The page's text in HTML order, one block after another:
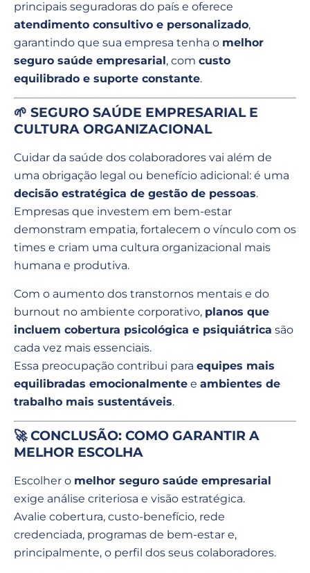
principais seguradoras do país e oferece
atendimento consultivo e personalizado,
garantindo que sua empresa tenha o melhor
seguro saúde empresarial, com custo
equilibrado e suporte constante.
🌱 SEGURO SAÚDE EMPRESARIAL E
CULTURA ORGANIZACIONAL
Cuidar da saúde dos colaboradores vai além de
uma obrigação legal ou benefício adicional: é uma
decisão estratégica de gestão de pessoas.
Empresas que investem em bem-estar
demonstram empatia, fortalecem o vínculo com os
times e criam uma cultura organizacional mais
humana e produtiva.
Com o aumento dos transtornos mentais e do
burnout no ambiente corporativo, planos que
incluem cobertura psicológica e psiquiátrica são
cada vez mais essenciais.
Essa preocupação contribui para equipes mais
equilibradas emocionalmente e ambientes de
trabalho mais sustentáveis.
🚀 CONCLUSÃO: COMO GARANTIR A
MELHOR ESCOLHA
Escolher o melhor seguro saúde empresarial
exige análise criteriosa e visão estratégica.
Avalie cobertura, custo-benefício, rede
credenciada, programas de bem-estar e,
principalmente, o perfil dos seus colaboradores.